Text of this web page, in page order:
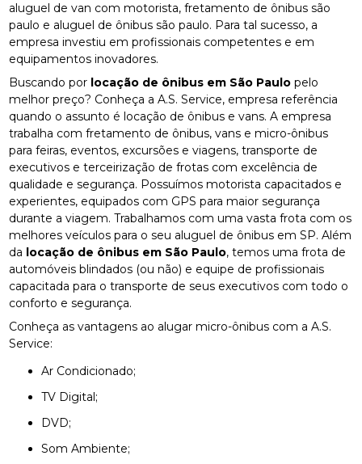
aluguel de van com motorista, fretamento de ônibus são
paulo e aluguel de ônibus são paulo. Para tal sucesso, a
empresa investiu em profissionais competentes e em
equipamentos inovadores.
Buscando por locação de ônibus em São Paulo pelo
melhor preço? Conheça a A.S. Service, empresa referência
quando o assunto é locação de ônibus e vans. A empresa
trabalha com fretamento de ônibus, vans e micro-ônibus
para feiras, eventos, excursões e viagens, transporte de
executivos e terceirização de frotas com excelência de
qualidade e segurança. Possuímos motorista capacitados e
experientes, equipados com GPS para maior segurança
durante a viagem. Trabalhamos com uma vasta frota com os
melhores veículos para o seu aluguel de ônibus em SP. Além
da locação de ônibus em São Paulo, temos uma frota de
automóveis blindados (ou não) e equipe de profissionais
capacitada para o transporte de seus executivos com todo o
conforto e segurança.
Conheça as vantagens ao alugar micro-ônibus com a A.S.
Service:
Ar Condicionado;
TV Digital;
DVD;
Som Ambiente;